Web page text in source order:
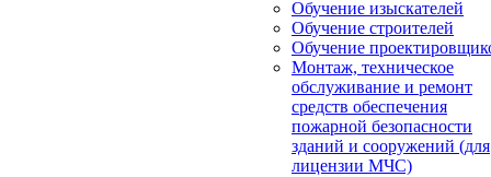
Обучение изыскателей
Обучение строителей
Обучение
Монтаж, техническое
обслуживание и ремонт
средств обеспечения
пожарной безопасности
зданий и сооружений (для
лицензии МЧС)